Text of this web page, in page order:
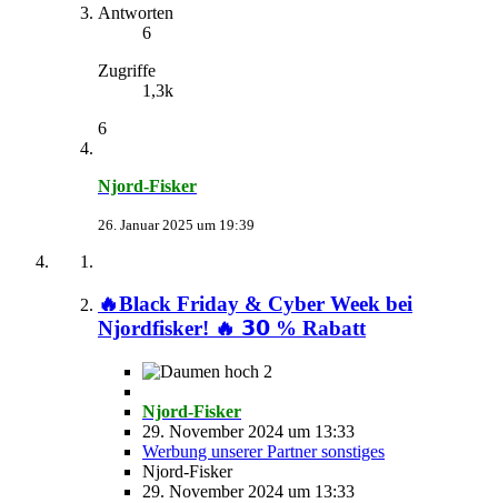
Antworten
6
Zugriffe
1,3k
6
Njord-Fisker
26. Januar 2025 um 19:39
🔥Black Friday & Cyber Week bei
Njordfisker! 🔥 𝟯𝟬 % Rabatt
2
Njord-Fisker
29. November 2024 um 13:33
Werbung unserer Partner sonstiges
Njord-Fisker
29. November 2024 um 13:33